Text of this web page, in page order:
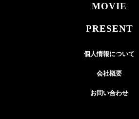
MOVIE
PRESENT
個人情報について
会社概要
お問い合わせ